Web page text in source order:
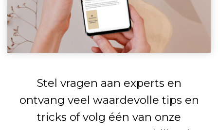
Stel vragen aan experts en
ontvang veel waardevolle tips en
tricks of volg één van onze